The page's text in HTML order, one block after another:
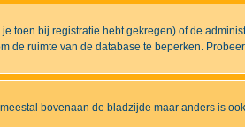
bij registratie hebt gekregen) of de
ruimte van de database te beperken.
bovenaan de bladzijde maar anders is